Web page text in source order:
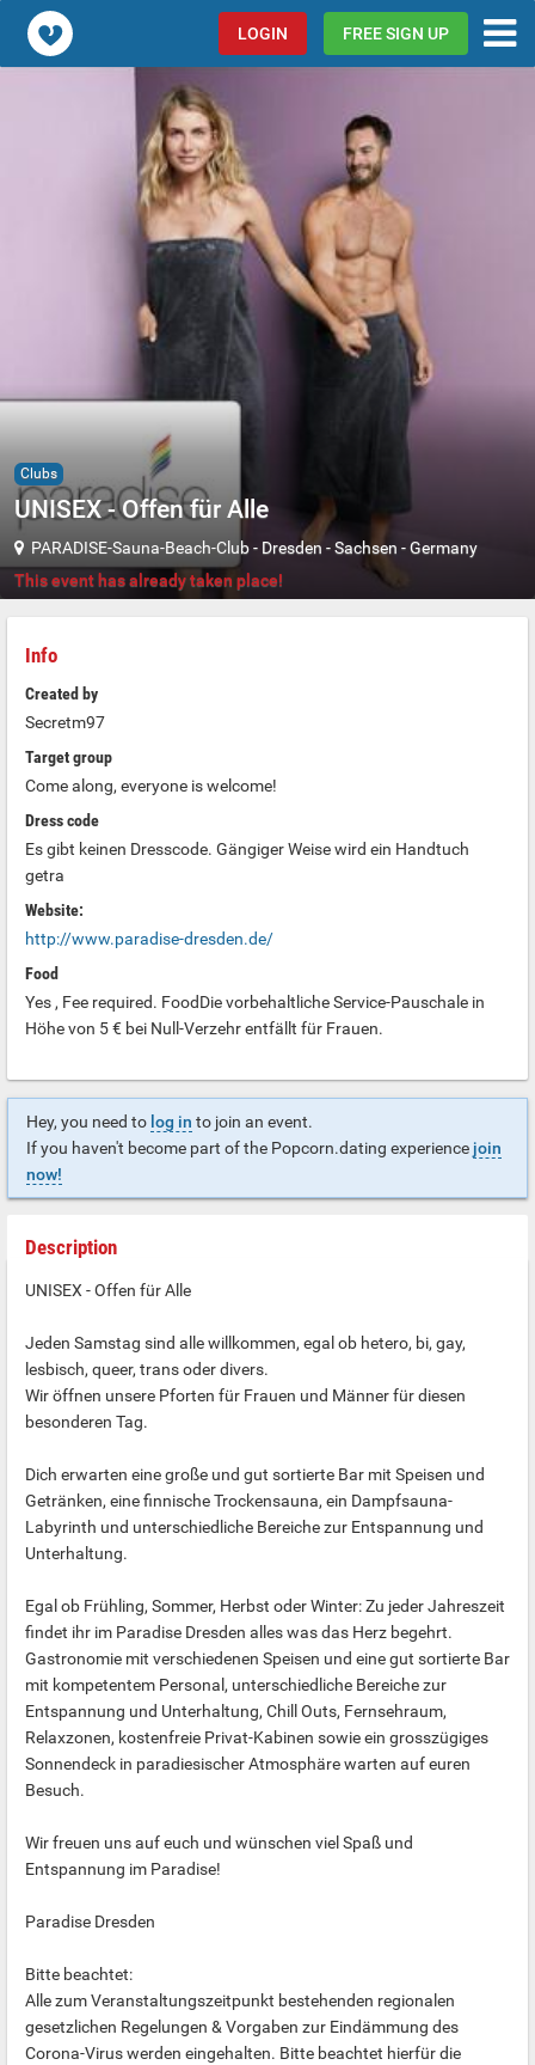
Popcorn.dating LOGIN FREE SIGN UP
Clubs
UNISEX - Offen für Alle
PARADISE-Sauna-Beach-Club- Dresden -Sachsen -Germany
This event has already taken place!
Info
Created by
Secretm97
Target group
Come along, everyone is welcome!
Dress code
Es gibt keinen Dresscode. Gängiger Weise wird ein Handtuch
getra
Website:
http://www.paradise-dresden.de/
Food
Yes , Fee required. FoodDie vorbehaltliche Service-Pauschale in
Höhe von 5 € bei Null-Verzehr entfällt für Frauen.
Hey, you need to log in to join an event.
If you haven't become part of the Popcorn.dating experience join
now!
Description
UNISEX - Offen für Alle
Jeden Samstag sind alle willkommen, egal ob hetero, bi, gay,
lesbisch, queer, trans oder divers.
Wir öffnen unsere Pforten für Frauen und Männer für diesen
besonderen Tag.
Dich erwarten eine große und gut sortierte Bar mit Speisen und
Getränken, eine finnische Trockensauna, ein Dampfsauna-
Labyrinth und unterschiedliche Bereiche zur Entspannung und
Unterhaltung.
Egal ob Frühling, Sommer, Herbst oder Winter: Zu jeder Jahreszeit
findet ihr im Paradise Dresden alles was das Herz begehrt.
Gastronomie mit verschiedenen Speisen und eine gut sortierte Bar
mit kompetentem Personal, unterschiedliche Bereiche zur
Entspannung und Unterhaltung, Chill Outs, Fernsehraum,
Relaxzonen, kostenfreie Privat-Kabinen sowie ein grosszügiges
Sonnendeck in paradiesischer Atmosphäre warten auf euren
Besuch.
Wir freuen uns auf euch und wünschen viel Spaß und
Entspannung im Paradise!
Paradise Dresden
Bitte beachtet:
Alle zum Veranstaltungszeitpunkt bestehenden regionalen
gesetzlichen Regelungen & Vorgaben zur Eindämmung des
Corona-Virus werden eingehalten. Bitte beachtet hierfür die